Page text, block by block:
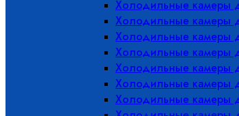
Холодильные камеры
Холодильные камеры
Холодильные камеры
Холодильные камеры
Холодильные камеры
Холодильные камеры
Холодильные камеры